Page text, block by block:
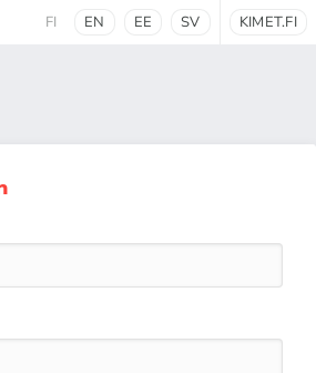
FI EN EE SV KIMET.FI